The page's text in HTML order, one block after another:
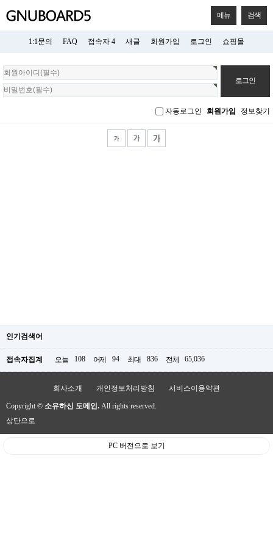
메뉴 검색
1:1문의 FAQ 접속자 4 새글 회원가입 로그인 쇼핑몰
회
원
로
자동로그인 회원가입 정보찾기
인기검색어
접속자집계 오늘 108 어제 94 최대 836 전체 65,036
회사소개 개인정보처리방침 서비스이용약관
Copyright © 소유하신 도메인. All rights reserved.
상단으로
PC 버전으로 보기